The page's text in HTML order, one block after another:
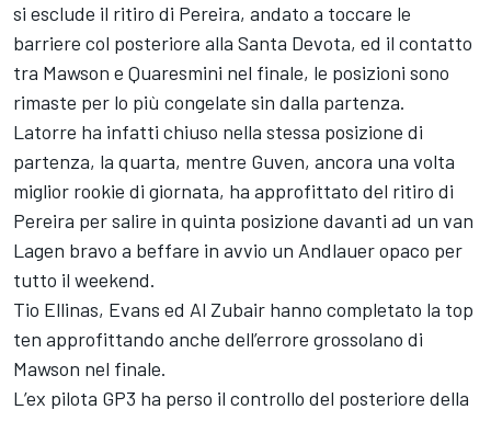
si esclude il ritiro di Pereira, andato a toccare le
barriere col posteriore alla Santa Devota, ed il contatto
tra Mawson e Quaresmini nel finale, le posizioni sono
rimaste per lo più congelate sin dalla partenza.
Latorre ha infatti chiuso nella stessa posizione di
partenza, la quarta, mentre Guven, ancora una volta
miglior rookie di giornata, ha approfittato del ritiro di
Pereira per salire in quinta posizione davanti ad un van
Lagen bravo a beffare in avvio un Andlauer opaco per
tutto il weekend.
Tio Ellinas, Evans ed Al Zubair hanno completato la top
ten approfittando anche dell’errore grossolano di
Mawson nel finale.
L’ex pilota GP3 ha perso il controllo del posteriore della